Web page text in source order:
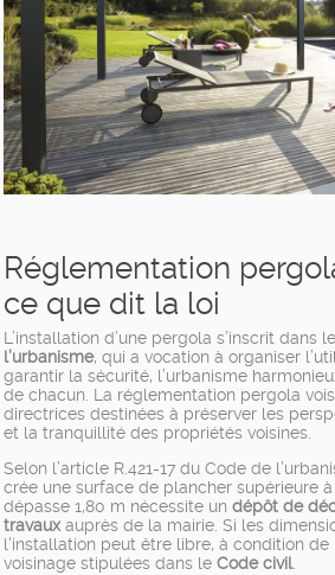
Réglementation
ce que dit la loi
L’installation d’une pergola s’inscrit dans
l’urbanisme, qui a vocation à organiser
garantir la sécurité, l’urbanisme
de chacun. La réglementation pergola
directrices destinées à préserver les
et la tranquillité des propriétés voisines.
Selon l’article R.421-17 du Code de
crée une surface de plancher supérieure
dépasse 1,80 m nécessite un dépôt de
travauxauprès de la mairie. Si les
l'installation peut être libre, à condition
voisinage stipulées dans le Code civil.